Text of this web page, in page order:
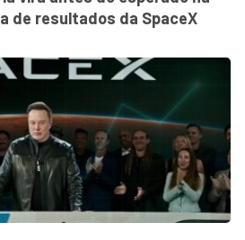
de resultados da SpaceX